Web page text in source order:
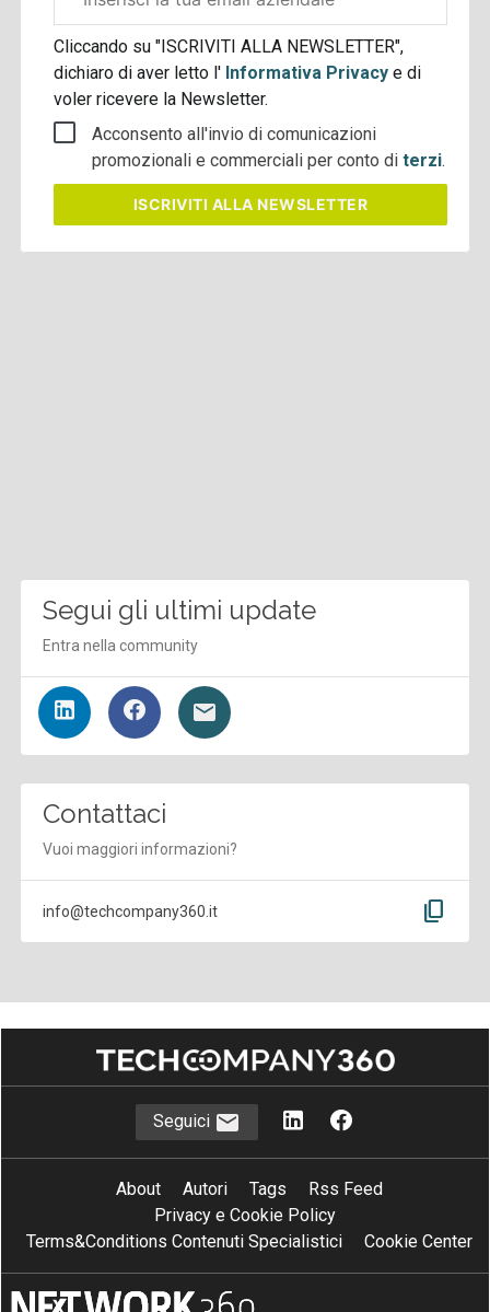
aziendale
Cliccando su "ISCRIVITI ALLA NEWSLETTER",
dichiaro di aver letto l' Informativa Privacye di
voler ricevere la Newsletter.
Acconsento all'invio di comunicazioni
promozionali e commerciali per conto diterzi.
ISCRIVITI ALLA NEWSLETTER
Segui gli ultimi update
Entra nella community
Contattaci
Vuoi maggiori informazioni?
info@techcompany360.it content_copy
Seguici
About Autori Tags
Rss Feed
Privacy e Cookie Policy
Terms&Conditions Contenuti Specialistici
Cookie Center